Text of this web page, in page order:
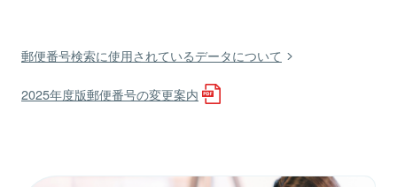
郵便番号検索に使用されているデータについて
2025年度版郵便番号の変更案内